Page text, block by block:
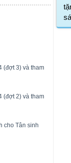
(đợt 3) và tham
(đợt 2) và tham
cho Tân sinh